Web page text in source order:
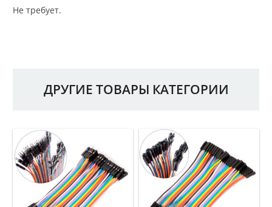
Не требует.
ДРУГИЕ ТОВАРЫ КАТЕГОРИИ